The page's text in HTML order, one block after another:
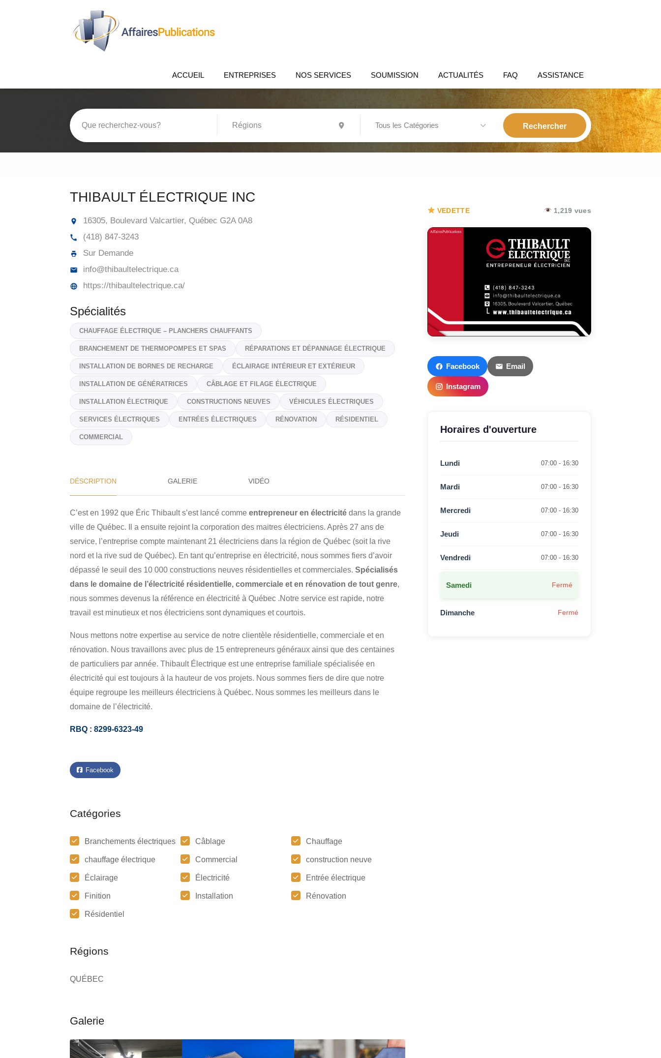
ACCUEIL ENTREPRISES NOS SERVICES SOUMISSION ACTUALITÉS FAQ ASSISTANCE
Tous les Catégories
THIBAULT ÉLECTRIQUE INC
16305, Boulevard Valcartier, Québec G2A 0A8
(418) 847-3243
Sur Demande
info@thibaultelectrique.ca
https://thibaultelectrique.ca/
Spécialités
CHAUFFAGE ÉLECTRIQUE – PLANCHERS CHAUFFANTS
BRANCHEMENT DE THERMOPOMPES ET SPAS RÉPARATIONS ET DÉPANNAGE ÉLECTRIQUE
INSTALLATION DE BORNES DE RECHARGE ÉCLAIRAGE INTÉRIEUR ET EXTÉRIEUR
INSTALLATION DE GÉNÉRATRICES CÂBLAGE ET FILAGE ÉLECTRIQUE
INSTALLATION ÉLECTRIQUE CONSTRUCTIONS NEUVES VÉHICULES ÉLECTRIQUES
SERVICES ÉLECTRIQUES ENTRÉES ÉLECTRIQUES RÉNOVATION RÉSIDENTIEL
COMMERCIAL
DÉSCRIPTION GALERIE VIDÉO
C’est en 1992 que Éric Thibault s’est lancé comme entrepreneur en électricité dans la grande
ville de Québec. Il a ensuite rejoint la corporation des maitres électriciens. Après 27 ans de
service, l’entreprise compte maintenant 21 électriciens dans la région de Québec (soit la rive
nord et la rive sud de Québec). En tant qu’entreprise en électricité, nous sommes fiers d’avoir
dépassé le seuil des 10 000 constructions neuves résidentielles et commerciales. Spécialisés
dans le domaine de l’électricité résidentielle, commerciale et en rénovation de tout genre,
nous sommes devenus la référence en électricité à Québec .Notre service est rapide, notre
travail est minutieux et nos électriciens sont dynamiques et courtois.
Nous mettons notre expertise au service de notre clientèle résidentielle, commerciale et en
rénovation. Nous travaillons avec plus de 15 entrepreneurs généraux ainsi que des centaines
de particuliers par année. Thibault Électrique est une entreprise familiale spécialisée en
électricité qui est toujours à la hauteur de vos projets. Nous sommes fiers de dire que notre
équipe regroupe les meilleurs électriciens à Québec. Nous sommes les meilleurs dans le
domaine de l’électricité.
RBQ : 8299-6323-49
Facebook
Catégories
Branchements électriques Câblage Chauffage
chauffage électrique Commercial construction neuve
Éclairage Électricité Entrée électrique
Finition Installation Rénovation
Résidentiel
Régions
QUÉBEC
VEDETTE 1,219 vues
Facebook Email
Instagram
Horaires d'ouverture
Lundi 07:00 - 16:30
Mardi 07:00 - 16:30
Mercredi 07:00 - 16:30
Jeudi 07:00 - 16:30
Vendredi 07:00 - 16:30
Samedi Fermé
Dimanche Fermé